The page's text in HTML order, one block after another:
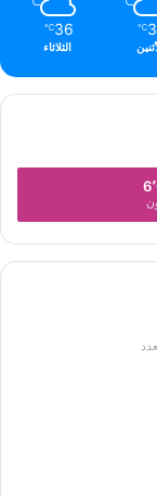
℃
36
℃
الثلاثاء